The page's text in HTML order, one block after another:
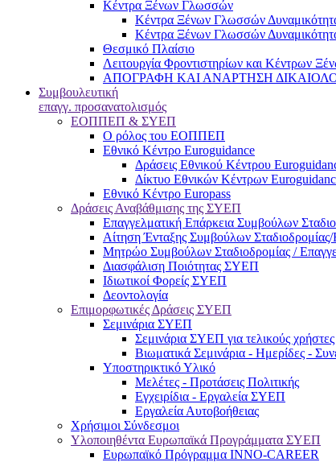
Κέντρα Ξένων Γλωσσών
Kέντρα Ξένων Γλωσσών
Kέντρα Ξένων Γλωσσών
Θεσμικό Πλαίσιο
Λειτουργία Φροντιστηρίων και Κέντρων
ΑΠΟΓΡΑΦΗ ΚΑΙ ΑΝΑΡΤΗΣΗ
Συμβουλευτική
επαγγ. προσανατολισμός
ΕΟΠΠΕΠ & ΣΥΕΠ
Ο ρόλος του ΕΟΠΠΕΠ
Εθνικό Κέντρο Euroguidance
Δράσεις Εθνικού Κέντρου
Δίκτυο Εθνικών Κέντρων
Εθνικό Κέντρο Europass
Δράσεις Αναβάθμισης της ΣΥΕΠ
Επαγγελματική Επάρκεια Συμβούλων
Αίτηση Ένταξης Συμβούλων
Μητρώο Συμβούλων Σταδιοδρομίας /
Διασφάλιση Ποιότητας ΣΥΕΠ
Ιδιωτικοί Φορείς ΣΥΕΠ
Δεοντολογία
Επιμορφωτικές Δράσεις ΣΥΕΠ
Σεμινάρια ΣΥΕΠ
Σεμινάρια ΣΥΕΠ για τελικούς
Βιωματικά Σεμινάρια - Ημερίδες -
Υποστηρικτικό Υλικό
Μελέτες - Προτάσεις Πολιτικής
Εγχειρίδια - Εργαλεία ΣΥΕΠ
Εργαλεία Αυτοβοήθειας
Χρήσιμοι Σύνδεσμοι
Υλοποιηθέντα Ευρωπαϊκά Προγράμματα ΣΥΕΠ
Ευρωπαϊκό Πρόγραμμα INNO-CAREER